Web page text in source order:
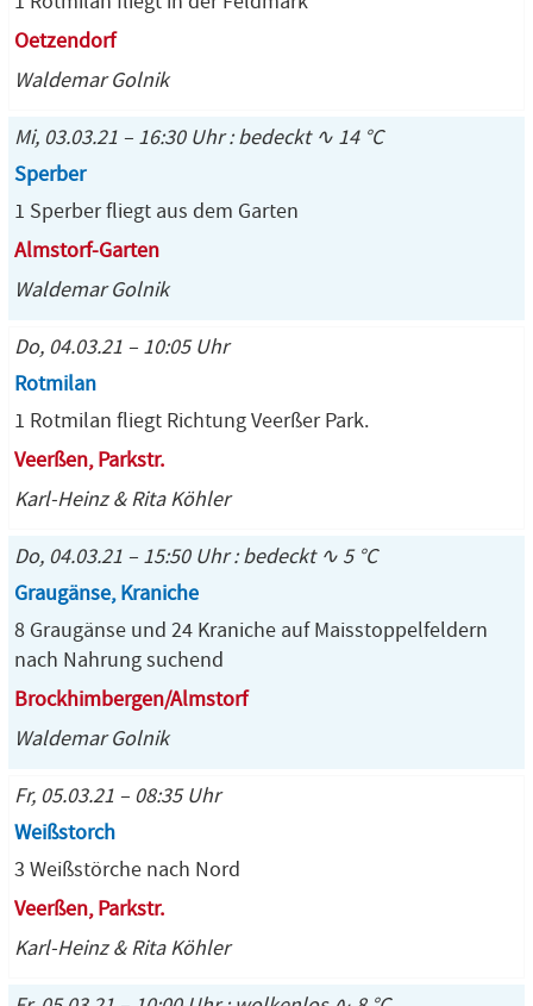
Oetzendorf
Waldemar Golnik
Mi, 03.03.21 – 16:30 Uhr : bedeckt ∿ 14 °C
Sperber
1 Sperber fliegt aus dem Garten
Almstorf-Garten
Waldemar Golnik
Do, 04.03.21 – 10:05 Uhr
Rotmilan
1 Rotmilan fliegt Richtung Veerßer Park.
Veerßen, Parkstr.
Karl-Heinz & Rita Köhler
Do, 04.03.21 – 15:50 Uhr : bedeckt ∿ 5 °C
Graugänse, Kraniche
8 Graugänse und 24 Kraniche auf Maisstoppelfeldern
nach Nahrung suchend
Brockhimbergen/Almstorf
Waldemar Golnik
Fr, 05.03.21 – 08:35 Uhr
Weißstorch
3 Weißstörche nach Nord
Veerßen, Parkstr.
Karl-Heinz & Rita Köhler